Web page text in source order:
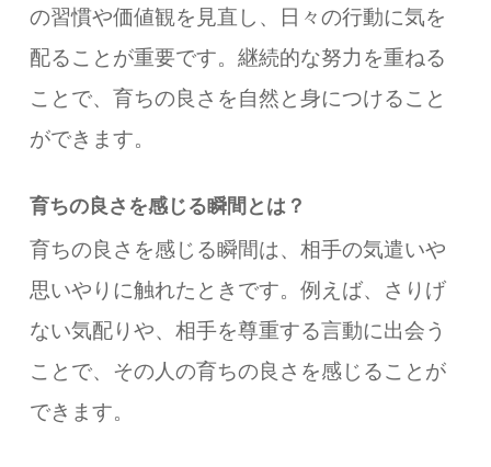
の習慣や価値観を見直し、日々の行動に気を
配ることが重要です。継続的な努力を重ねる
ことで、育ちの良さを自然と身につけること
ができます。
育ちの良さを感じる瞬間とは？
育ちの良さを感じる瞬間は、相手の気遣いや
思いやりに触れたときです。例えば、さりげ
ない気配りや、相手を尊重する言動に出会う
ことで、その人の育ちの良さを感じることが
できます。